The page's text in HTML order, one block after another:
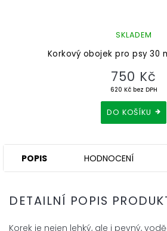
Korkový obojek pro psy 30
SKLADEM
620 Kč bez DPH
750 Kč
DO KOŠÍKU
POPIS HODNOCENÍ
DETAILNÍ POPIS
Korek je nejen lehký, ale i pevný,